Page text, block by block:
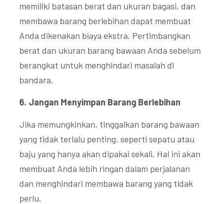
memiliki batasan berat dan ukuran bagasi, dan
membawa barang berlebihan dapat membuat
Anda dikenakan biaya ekstra. Pertimbangkan
berat dan ukuran barang bawaan Anda sebelum
berangkat untuk menghindari masalah di
bandara.
6. Jangan Menyimpan Barang Berlebihan
Jika memungkinkan, tinggalkan barang bawaan
yang tidak terlalu penting, seperti sepatu atau
baju yang hanya akan dipakai sekali. Hal ini akan
membuat Anda lebih ringan dalam perjalanan
dan menghindari membawa barang yang tidak
perlu.